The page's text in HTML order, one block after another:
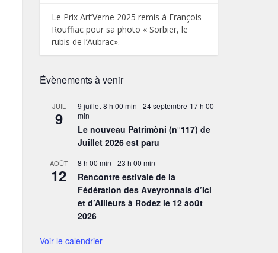
Le Prix Art’Verne 2025 remis à François
Rouffiac pour sa photo « Sorbier, le
rubis de l’Aubrac».
Évènements à venir
JUIL
9
9 juillet-8 h 00 min -24 septembre-17 h 00
min
Le nouveau Patrimòni (n°117) de
Juillet 2026 est paru
AOÛT
12
8 h 00 min -23 h 00 min
Rencontre estivale de la
Fédération des Aveyronnais d’Ici
et d’Ailleurs à Rodez le 12 août
2026
Voir le calendrier